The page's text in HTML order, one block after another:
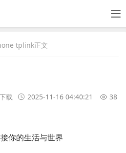
tplink正文
载 2025-11-16 04:40:21
38
你的生活与世界